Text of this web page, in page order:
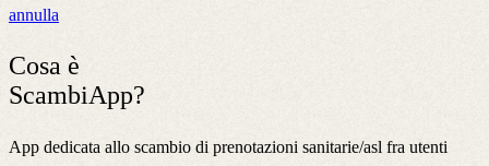
annulla
Cosa è
ScambiApp?
App dedicata allo scambio di prenotazioni sanitarie/asl fra utenti